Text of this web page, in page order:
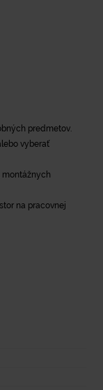
predmetov.
vyberať
montážnych
na pracovnej